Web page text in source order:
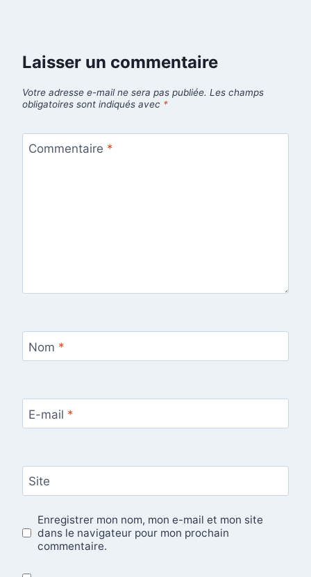
Laisser un commentaire
Votre adresse e-mail ne sera pas publiée. Les champs
obligatoires sont indiqués avec *
Commentaire *
Nom *
E-mail *
Site
Enregistrer mon nom, mon e-mail et mon site
dans le navigateur pour mon prochain
commentaire.